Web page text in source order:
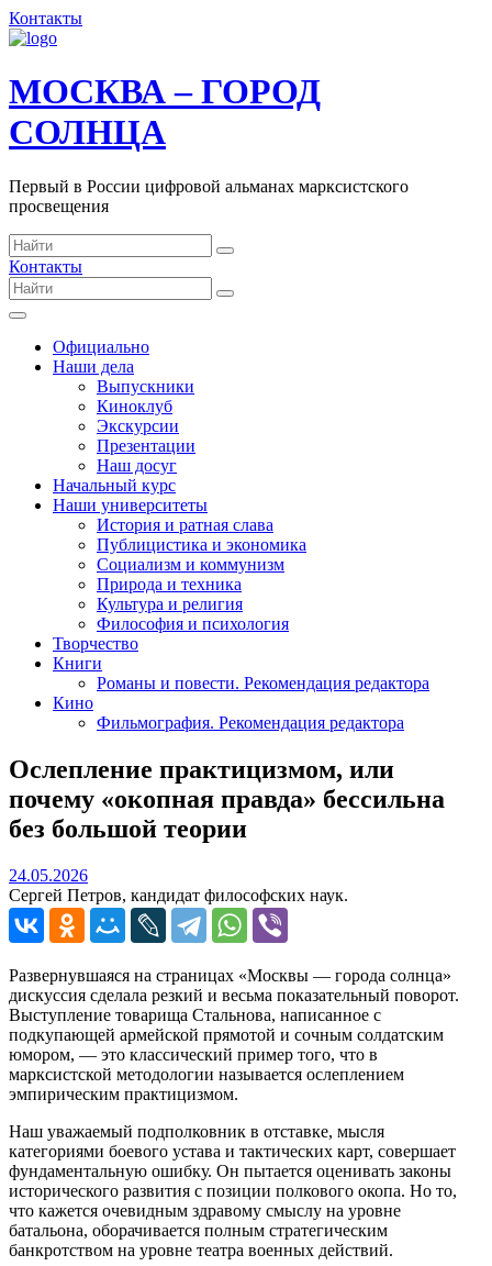
Контакты
МОСКВА – ГОРОД
СОЛНЦА
Первый в России цифровой альманах марксистского
просвещения
Контакты
Официально
Наши дела
Выпускники
Киноклуб
Экскурсии
Презентации
Наш досуг
Начальный курс
Наши университеты
История и ратная слава
Публицистика и экономика
Социализм и коммунизм
Природа и техника
Культура и религия
Философия и психология
Творчество
Книги
Романы и повести. Рекомендация редактора
Кино
Фильмография. Рекомендация редактора
Ослепление практицизмом, или
почему «окопная правда» бессильна
без большой теории
24.05.202624.05.2026
Сергей Петров, кандидат философских наук.
Развернувшаяся на страницах «Москвы — города солнца»
дискуссия сделала резкий и весьма показательный поворот.
Выступление товарища Стальнова, написанное с
подкупающей армейской прямотой и сочным солдатским
юмором, — это классический пример того, что в
марксистской методологии называется ослеплением
эмпирическим практицизмом.
Наш уважаемый подполковник в отставке, мысля
категориями боевого устава и тактических карт, совершает
фундаментальную ошибку. Он пытается оценивать законы
исторического развития с позиции полкового окопа. Но то,
что кажется очевидным здравому смыслу на уровне
батальона, оборачивается полным стратегическим
банкротством на уровне театра военных действий.